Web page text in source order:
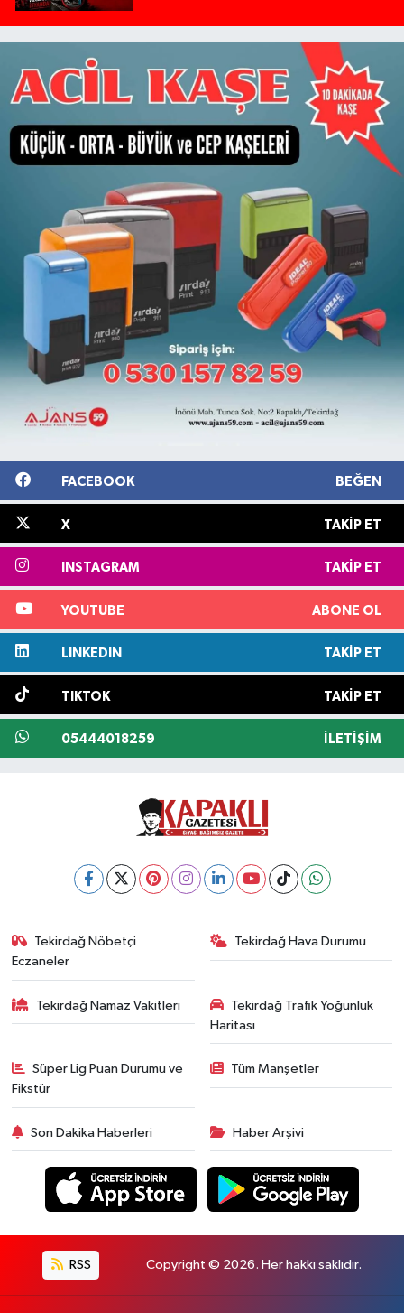
FACEBOOK BEĞEN
X TAKIP ET
INSTAGRAM TAKIP ET
YOUTUBE ABONE OL
LINKEDIN TAKIP ET
TIKTOK TAKIP ET
05444018259 İLETIŞIM
Tekirdağ Nöbetçi
Eczaneler
Tekirdağ Hava Durumu
Tekirdağ Namaz Vakitleri
Tekirdağ Trafik Yoğunluk
Haritası
Süper Lig Puan Durumu ve
Fikstür
Tüm Manşetler
Son Dakika Haberleri Haber Arşivi
RSS Copyright © 2026. Her hakkı saklıdır.